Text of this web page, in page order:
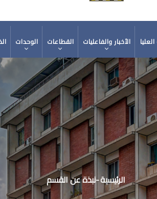
الأخبار والفاعليات القطاعات الوحدات
مسار
التنقل
الرئيسية-نبذة عن القسم